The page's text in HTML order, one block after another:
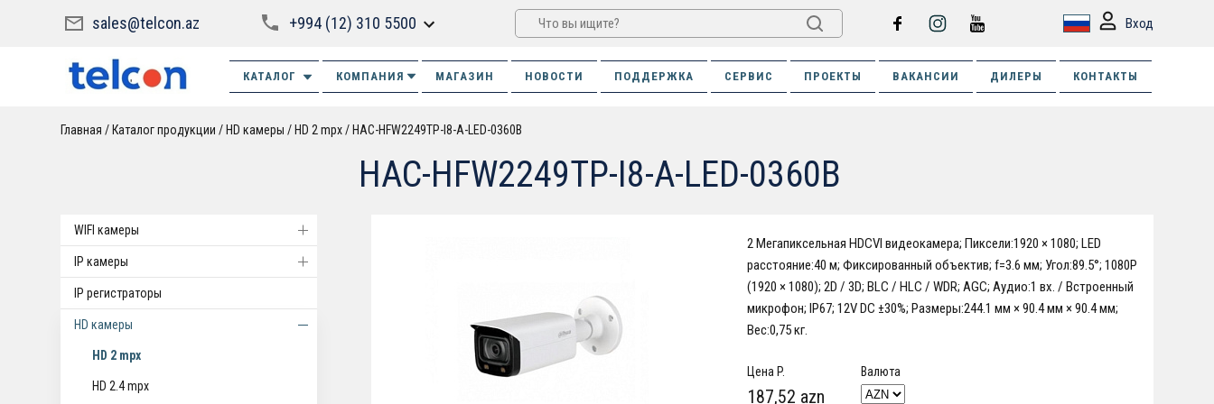
sales@telcon.az +994 (12) 310 5500 Вход
КАТАЛОГ КОМПАНИЯ МАГАЗИН НОВОСТИ ПОДДЕРЖКА СЕРВИС ПРОЕКТЫ ВАКАНСИИ ДИЛЕРЫ КОНТАКТЫ
Главная Каталог продукции HD камеры HD 2 mpx HAC-HFW2249TP-I8-A-LED-0360B
HAC-HFW2249TP-I8-A-LED-0360B
WIFI камеры
IP камеры
IP регистраторы
HD камеры
HD 2 mpx
HD 2.4 mpx
Цена P.
187,52 azn
Валюта
2 Мегапиксельная HDCVI видеокамера; Пиксели:1920 × 1080; LED
расстояние:40 м; Фиксированный объектив; f=3.6 мм; Угол:89.5°; 1080P
(1920 × 1080); 2D / 3D; BLC / HLC / WDR; AGC; Аудио:1 вх. / Встроенный
микрофон; IP67; 12V DC ±30%; Размеры:244.1 мм × 90.4 мм × 90.4 мм;
Вес:0,75 кг.